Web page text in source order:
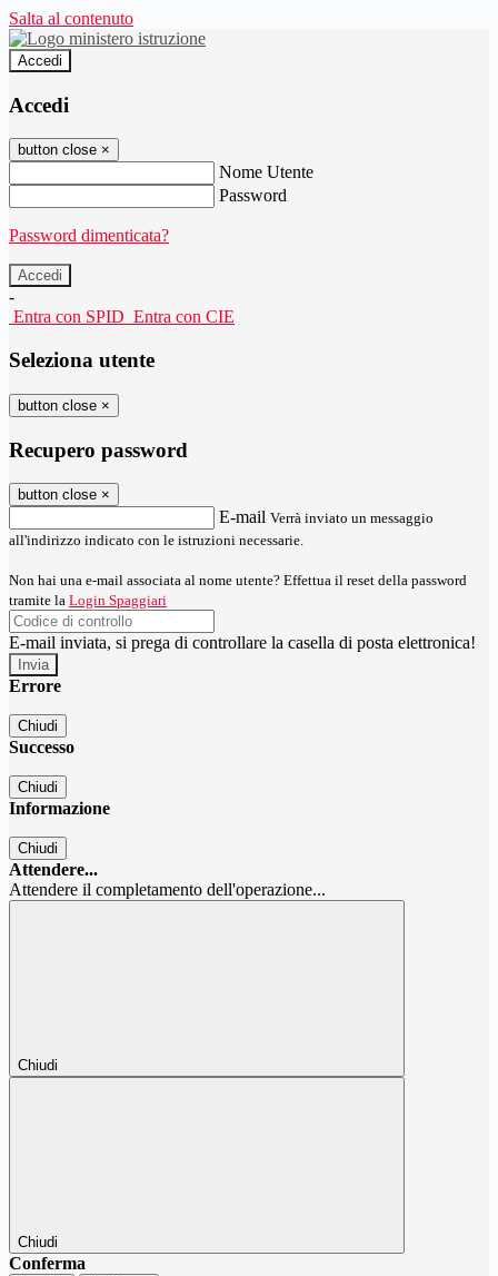
Salta al contenuto
Accedi
Accedi
button close ×
Nome Utente
Password
Password dimenticata?
-
Entra con SPID Entra con CIE
Seleziona utente
button close ×
Recupero password
button close ×
E-mail Verrà inviato un messaggio
all'indirizzo indicato con le istruzioni necessarie.
Non hai una e-mail associata al nome utente? Effettua il reset della password
tramite la Login Spaggiari
E-mail inviata, si prega di controllare la casella di posta elettronica!
Errore
Chiudi
Successo
Chiudi
Informazione
Chiudi
Attendere...
Attendere il completamento dell'operazione...
Chiudi
Chiudi
Conferma